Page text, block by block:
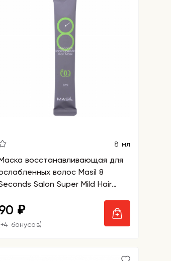
8 мл
восстанавливающая для
волос Masil 8
Salon Super Mild Hair
₽
бонусов)